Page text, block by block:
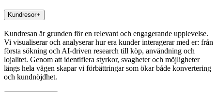
Kundresor
Kundresan är grunden för en relevant och engagerande upplevelse.
Vi visualiserar och analyserar hur era kunder interagerar med er: från
första sökning och AI-driven research till köp, användning och
lojalitet. Genom att identifiera styrkor, svagheter och möjligheter
längs hela vägen skapar vi förbättringar som ökar både konvertering
och kundnöjdhet.